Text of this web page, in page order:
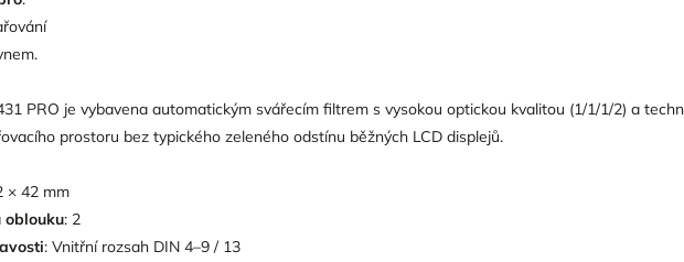
PRO je vybavena automatickým svářecím filtrem s vysokou optickou kvalitou (1/1/1/2) a
prostoru bez typického zeleného odstínu běžných LCD displejů.
× 42 mm
oblouku: 2
: Vnitřní rozsah DIN 4–9 / 13